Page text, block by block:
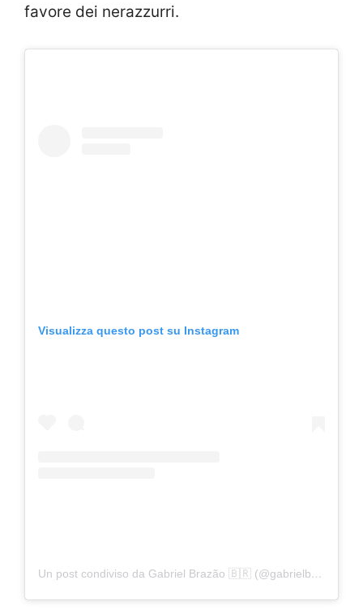
favore dei nerazzurri.
Visualizza questo post su Instagram
Un post condiviso da Gabriel Brazão 🇧🇷 (@gabrielbrazao1)